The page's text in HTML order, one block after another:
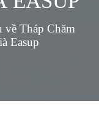
về Tháp Chăm
Easup